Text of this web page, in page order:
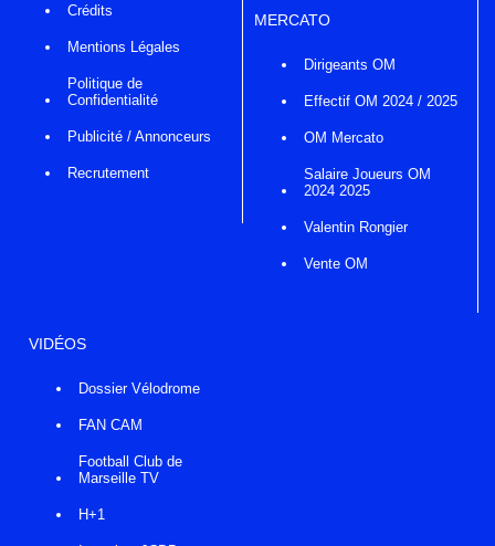
Crédits
Mentions Légales
Politique de
Confidentialité
Publicité / Annonceurs
Recrutement
MERCATO
Dirigeants OM
Effectif OM 2024 / 2025
OM Mercato
Salaire Joueurs OM
2024 2025
Valentin Rongier
Vente OM
VIDÉOS
Dossier Vélodrome
FAN CAM
Football Club de
Marseille TV
H+1